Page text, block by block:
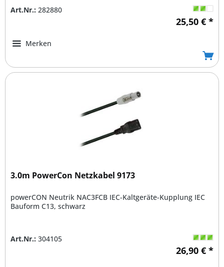
Art.Nr.: 282880
25,50 € *
Merken
3.0m PowerCon Netzkabel 9173
powerCON Neutrik NAC3FCB IEC-Kaltgeräte-Kupplung IEC
Bauform C13, schwarz
Art.Nr.: 304105
26,90 € *